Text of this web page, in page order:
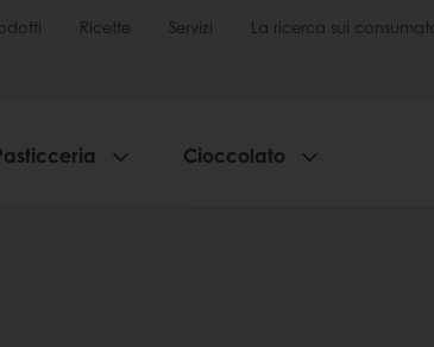
Ricette Servizi La ricerca sui
Cioccolato